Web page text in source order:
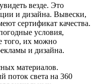
везде. Это
и дизайна. Вывески,
сертификат качества.
условия,
того, их можно
и дизайна.
материалов.
поток света на 360